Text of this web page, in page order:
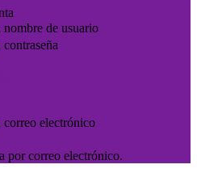
nombre de usuario
contraseña
correo electrónico
por correo electrónico.